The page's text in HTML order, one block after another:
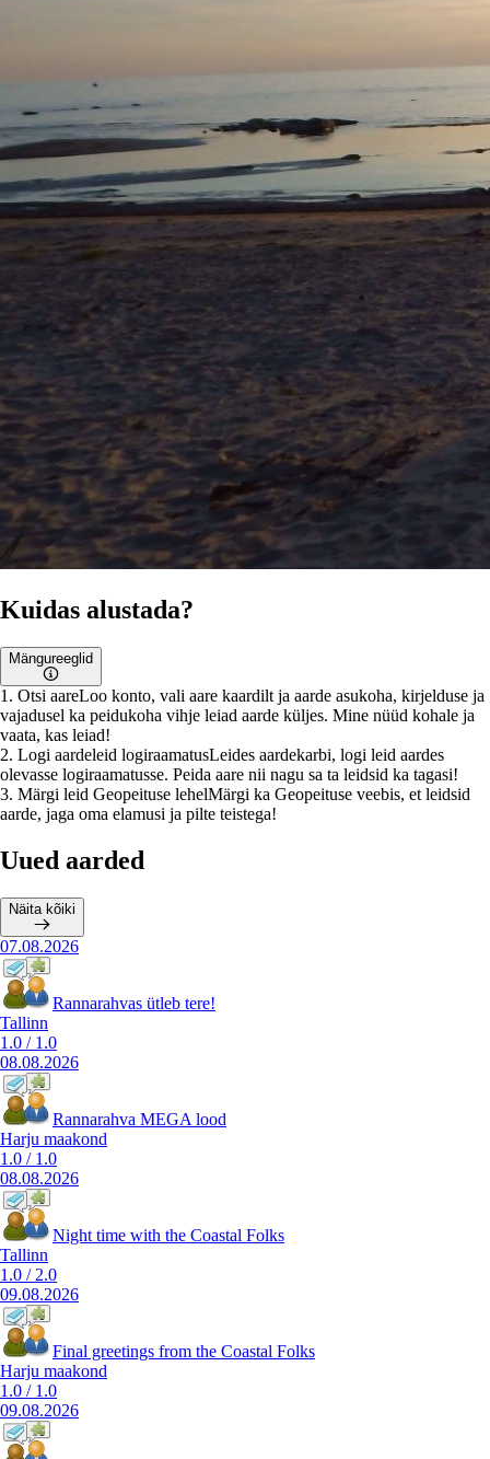
Kuidas alustada?
Mängureeglid
1 . Otsi aareLoo konto, vali aare kaardilt ja aarde asukoha, kirjelduse ja
vajadusel ka peidukoha vihje leiad aarde küljes. Mine nüüd kohale ja
vaata, kas leiad!
2. Logi aardeleid logiraamatusLeides aardekarbi, logi leid aardes
olevasse logiraamatusse. Peida aare nii nagu sa ta leidsid ka tagasi!
3. Märgi leid Geopeituse lehelMärgi ka Geopeituse veebis, et leidsid
aarde, jaga oma elamusi ja pilte teistega!
Uued aarded
Näita kõiki
07.08.2026
Rannarahvas ütleb tere!
Tallinn
1.0 / 1.0
08.08.2026
Rannarahva MEGA lood
Harju maakond
1.0 / 1.0
08.08.2026
Night time with the Coastal Folks
Tallinn
1.0 / 2.0
09.08.2026
Final greetings from the Coastal Folks
Harju maakond
1.0 / 1.0
09.08.2026